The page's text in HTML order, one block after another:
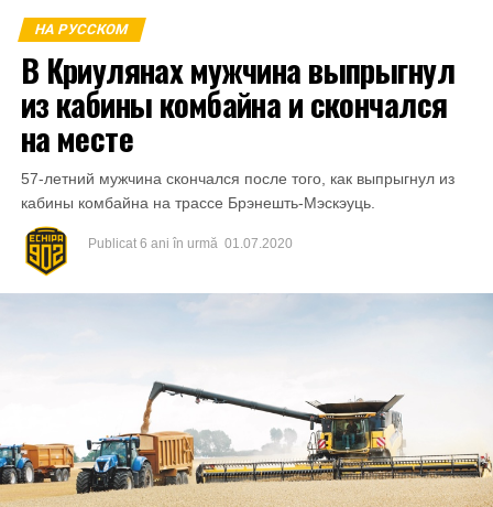
vătămate din mun.Bălți a primit o parte din sumă și anume
1000 de lei.
НА РУССКОМ
В Криулянах мужчина выпрыгнул
из кабины комбайна и скончался
на месте
57-летний мужчина скончался после того, как выпрыгнул из
кабины комбайна на трассе Брэнешть-Мэскэуць.
Publicat 6 ani în urmă 01.07.2020